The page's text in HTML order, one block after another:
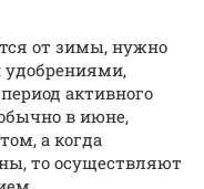
от зимы, нужно
активного
в июне,
а когда
то осуществляют